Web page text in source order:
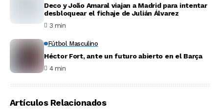
Deco y João Amaral viajan a Madrid para intentar
desbloquear el fichaje de Julián Álvarez
3 min
Fútbol Masculino
Héctor Fort, ante un futuro abierto en el Barça
4 min
Artículos Relacionados